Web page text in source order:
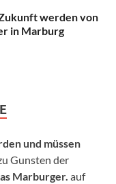
werden von
in Marburg
und müssen
Gunsten der
Marburger. auf